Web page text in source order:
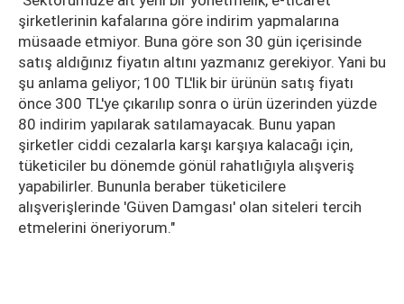
şirketlerinin kafalarına göre indirim yapmalarına
müsaade etmiyor. Buna göre son 30 gün içerisinde
satış aldığınız fiyatın altını yazmanız gerekiyor. Yani bu
şu anlama geliyor; 100 TL'lik bir ürünün satış fiyatı
önce 300 TL'ye çıkarılıp sonra o ürün üzerinden yüzde
80 indirim yapılarak satılamayacak. Bunu yapan
şirketler ciddi cezalarla karşı karşıya kalacağı için,
tüketiciler bu dönemde gönül rahatlığıyla alışveriş
yapabilirler. Bununla beraber tüketicilere
alışverişlerinde 'Güven Damgası' olan siteleri tercih
etmelerini öneriyorum."